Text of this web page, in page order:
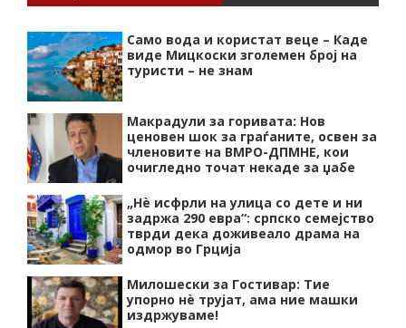
Само вода и користат веце – Каде
виде Мицкоски зголемен број на
туристи – не знам
Макрадули за горивата: Нов
ценовен шок за граѓаните, освен за
членовите на ВМРО-ДПМНЕ, кои
очигледно точат некаде за џабе
„Нѐ исфрли на улица со дете и ни
задржа 290 евра“: српско семејство
тврди дека доживеало драма на
одмор во Грција
Милошески за Гостивар: Тие
упорно нѐ трујат, ама ние машки
издржуваме!